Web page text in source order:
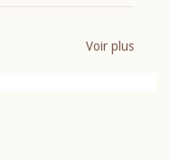
Voir plus